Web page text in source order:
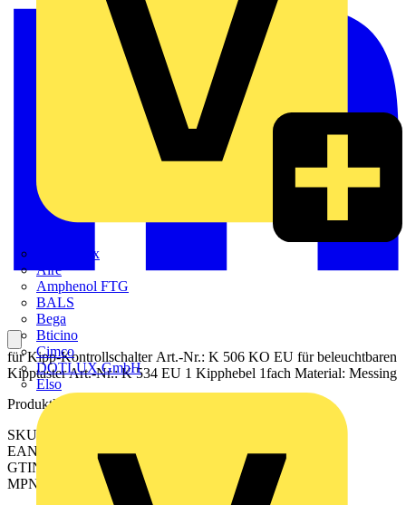
Adaptaflex
Alre
Amphenol FTG
BALS
Bega
Bticino
Cimco
DOTLUX GmbH
Elso
für Kipp-Kontrollschalter Art.-Nr.: K 506 KO EU für beleuchtbaren
Kipptaster Art.-Nr.: K 534 EU 1 Kipphebel 1fach Material: Messing
Produktkennzeichen
SKU: ME12-0KOATK26
EAN: 4011377362666
GTIN: 4011377362666
MPN: ME 12-0 KO AT K 26